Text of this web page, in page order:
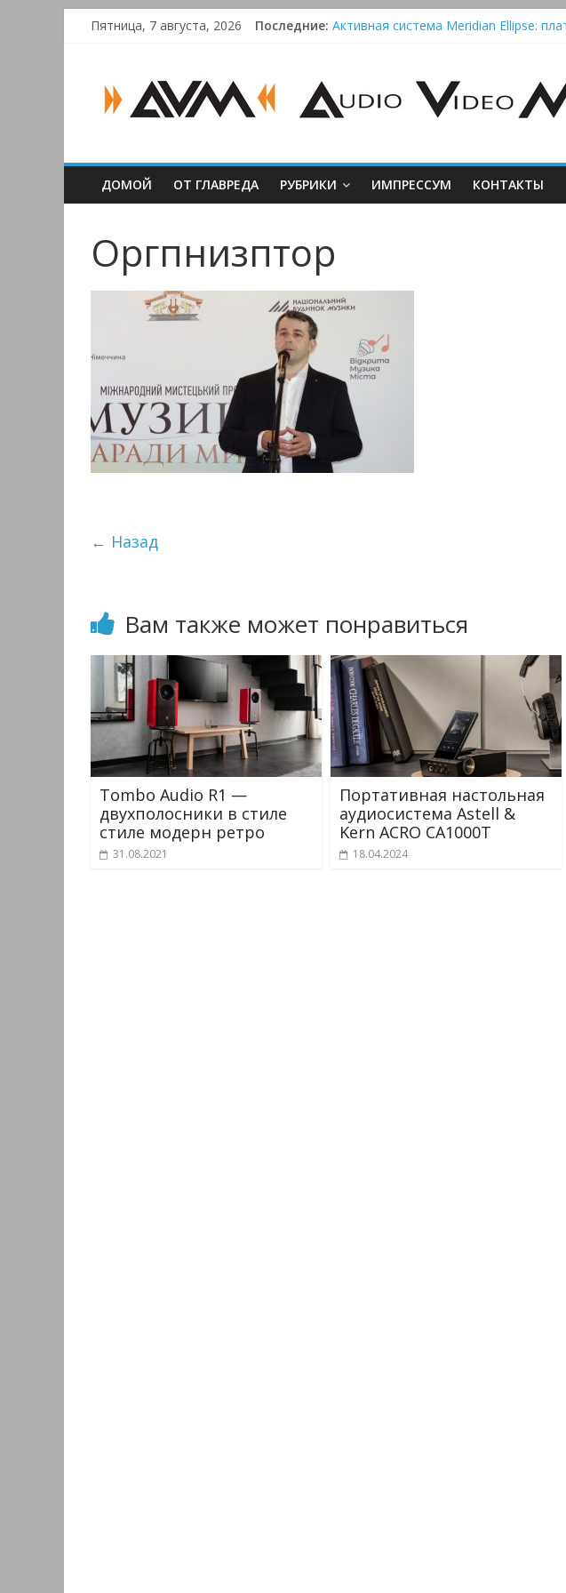
Пятница, 7 августа, 2026 Последние: Активная система Meridian Ellipse:
Victrola Automatic — традиционный
AUDIO,
VIDEO
&
MULTIMEDIA
Аудио,
Видео
ДОМОЙ ОТ ГЛАВРЕДА РУБРИКИ ИМПРЕССУМ КОНТАКТЫ
Оргпнизптор
← Назад
Вам также может понравиться
Tombo Audio R1 —
двухполосники в стиле
стиле модерн ретро
31.08.2021
Портативная настольная
аудиосистема Astell &
Kern ACRO CA1000T
18.04.2024